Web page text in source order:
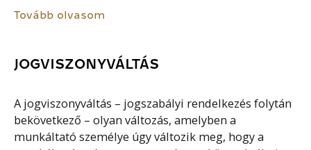
Tovább olvasom
JOGVISZONYVÁLTÁS
A jogviszonyváltás – jogszabályi rendelkezés folytán
bekövetkező – olyan változás, amelyben a
munkáltató személye úgy változik meg, hogy a